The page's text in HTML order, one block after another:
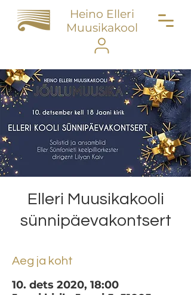
Heino Elleri
Muusikakool
Elleri Muusikakooli
sünnipäevakontsert
Aeg ja koht
10. dets 2020, 18:00